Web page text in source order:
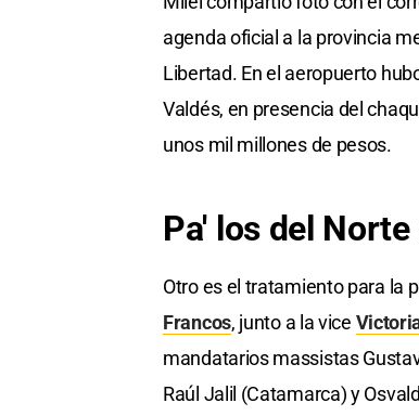
agenda oficial a la provincia
Libertad. En el aeropuerto
Valdés, en presencia del
unos mil millones de pesos.
Pa' los del Norte
Otro es el tratamiento para la
Francos, junto a la vice
mandatarios massistas
Raúl Jalil (Catamarca) y